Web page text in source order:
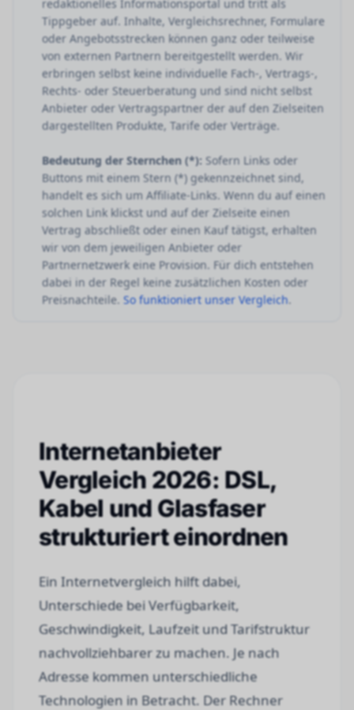
redaktionelles Informationsportal und tritt als
Tippgeber auf. Inhalte, Vergleichsrechner, Formulare
oder Angebotsstrecken können ganz oder teilweise
von externen Partnern bereitgestellt werden. Wir
erbringen selbst keine individuelle Fach-, Vertrags-,
Rechts- oder Steuerberatung und sind nicht selbst
Anbieter oder Vertragspartner der auf den Zielseiten
dargestellten Produkte, Tarife oder Verträge.
Bedeutung der Sternchen (*): Sofern Links oder
Buttons mit einem Stern (*) gekennzeichnet sind,
handelt es sich um Affiliate-Links. Wenn du auf einen
solchen Link klickst und auf der Zielseite einen
Vertrag abschließt oder einen Kauf tätigst, erhalten
wir von dem jeweiligen Anbieter oder
Partnernetzwerk eine Provision. Für dich entstehen
dabei in der Regel keine zusätzlichen Kosten oder
Preisnachteile. So funktioniert unser Vergleich.
Internetanbieter
Vergleich 2026: DSL,
Kabel und Glasfaser
strukturiert einordnen
Ein Internetvergleich hilft dabei,
Unterschiede bei Verfügbarkeit,
Geschwindigkeit, Laufzeit und Tarifstruktur
nachvollziehbarer zu machen. Je nach
Adresse kommen unterschiedliche
Technologien in Betracht. Der Rechner